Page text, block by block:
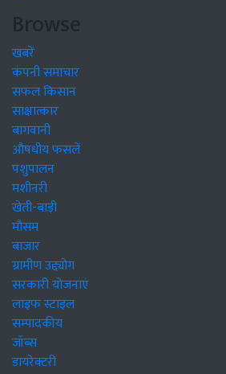
Browse
खबरें
कंपनी समाचार
सफल किसान
साक्षात्कार
बागवानी
औषधीय फसलें
पशुपालन
मशीनरी
खेती-बाड़ी
मौसम
बाजार
ग्रामीण उद्द्योग
सरकारी योजनाएं
लाइफ स्टाइल
सम्पादकीय
जॉब्स
डायरेक्टरी